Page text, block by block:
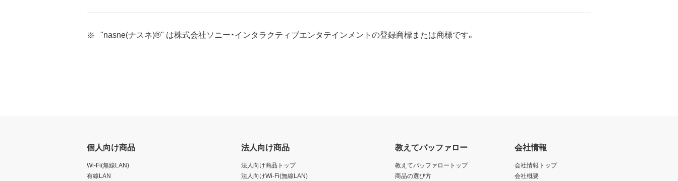
"nasne(ナスネ)®" は株式会社ソニー・インタラクティブエンタテインメントの登録商標または商標です。
個人向け商品
Wi-Fi(無線LAN)
有線LAN
法人向け商品
法人向け商品トップ
法人向けWi-Fi(無線LAN)
教えてバッファロー
教えてバッファロートップ
商品の選び方
会社情報
会社情報トップ
会社概要